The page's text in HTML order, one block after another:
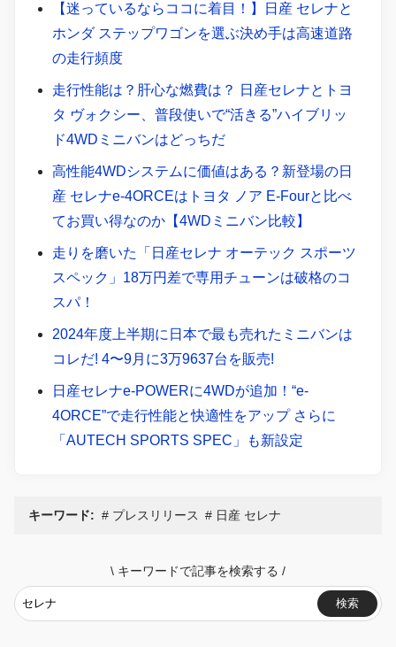
【迷っているならココに着目！】日産 セレナと
ホンダ ステップワゴンを選ぶ決め手は高速道路
の走行頻度
走行性能は？肝心な燃費は？ 日産セレナとトヨ
タ ヴォクシー、普段使いで“活きる”ハイブリッ
ド4WDミニバンはどっちだ
高性能4WDシステムに価値はある？新登場の日
産 セレナe-4ORCEはトヨタ ノア E-Fourと比べ
てお買い得なのか【4WDミニバン比較】
走りを磨いた「日産セレナ オーテック スポーツ
スペック」18万円差で専用チューンは破格のコ
スパ！
2024年度上半期に日本で最も売れたミニバンは
コレだ! 4〜9月に3万9637台を販売!
日産セレナe-POWERに4WDが追加！“e-
4ORCE”で走行性能と快適性をアップ さらに
「AUTECH SPORTS SPEC」も新設定
キーワード: プレスリリース 日産 セレナ
\ キーワードで記事を検索する /
検索